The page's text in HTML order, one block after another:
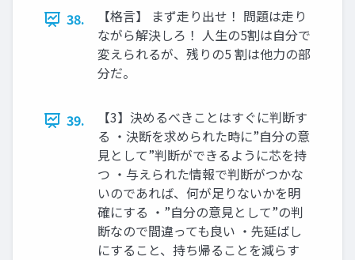
38.
【格言】 まず走り出せ！ 問題は走り
ながら解決しろ！ 人生の5割は自分で
変えられるが、残りの5 割は他力の部
分だ。
39.
【3】決めるべきことはすぐに判断す
る ・決断を求められた時に”自分の意
見として”判断ができるように芯を持
つ ・与えられた情報で判断がつかな
いのであれば、何が足りないかを明
確にする ・”自分の意見として”の判
断なので間違っても良い ・先延ばし
にすること、持ち帰ることを減らす